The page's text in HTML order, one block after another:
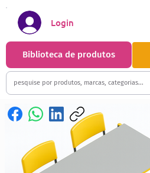
Biblioteca de produtos
Login